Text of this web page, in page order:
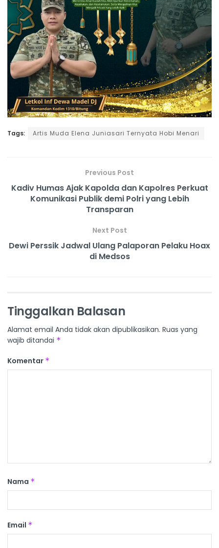
Tags: Artis Muda Elena Juniasari Ternyata Hobi Menari
Previous Post
Kadiv Humas Ajak Kapolda dan Kapolres Perkuat
Komunikasi Publik demi Polri yang Lebih
Transparan
Next Post
Dewi Perssik Jadwal Ulang Palaporan Pelaku Hoax
di Medsos
Tinggalkan Balasan
Alamat email Anda tidak akan dipublikasikan. Ruas yang
wajib ditandai *
Komentar *
Nama *
Email *